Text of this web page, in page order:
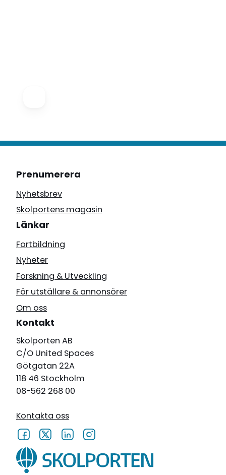
Prenumerera
Nyhetsbrev
Skolportens magasin
Länkar
Fortbildning
Nyheter
Forskning & Utveckling
För utställare & annonsörer
Om oss
Kontakt
Skolporten AB
C/O United Spaces
Götgatan 22A
118 46 Stockholm
08-562 268 00
Kontakta oss